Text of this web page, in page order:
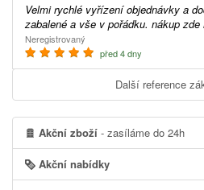
Velmi rychlé vyřízení objednávky a dodání zboží. pečlivě
zabalené a vše v pořádku. nákup zde
Neregistrovaný
před 4 dny
Další reference
Akční zboží - zasíláme do 24h
Akční nabídky